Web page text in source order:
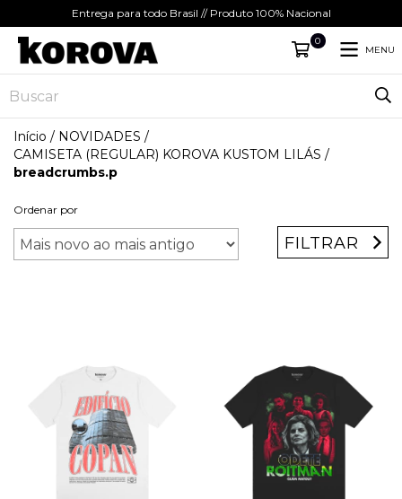
Entrega para todo Brasil // Produto 100% Nacional
0
MENU
Início / NOVIDADES /
CAMISETA (REGULAR) KOROVA KUSTOM LILÁS /
breadcrumbs.p
Ordenar por
FILTRAR